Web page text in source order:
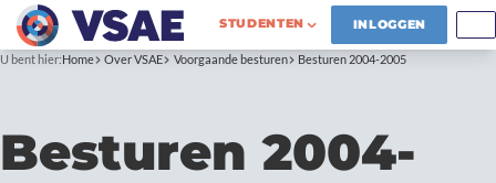
STUDENTEN INLOGGEN
U bent hier:Home Over VSAE Voorgaande besturen Besturen 2004-2005
Besturen 2004-